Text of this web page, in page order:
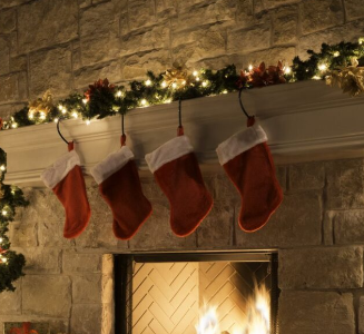
აგრესია, რომ ბოლოს,
წაუყენეს –